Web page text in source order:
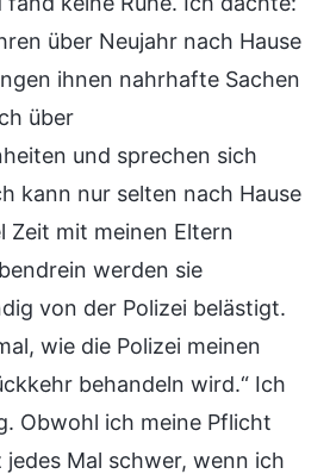
über Neujahr nach Hause
ihnen nahrhafte Sachen
über
und sprechen sich
kann nur selten nach Hause
Zeit mit meinen Eltern
werden sie
von der Polizei belästigt.
wie die Polizei meinen
behandeln wird.“ Ich
Obwohl ich meine Pflicht
Mal schwer, wenn ich